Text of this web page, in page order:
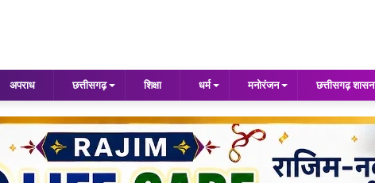
अपराध छत्तीसगढ़ शिक्षा धर्म मनोरंजन छत्तीसगढ़ शासन